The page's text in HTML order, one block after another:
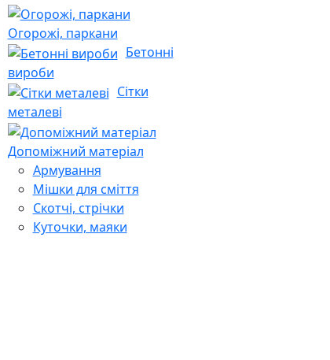
Огорожі, паркани
Бетонні
вироби
Сітки
металеві
Допоміжний матеріал
Армування
Мішки для сміття
Скотчі, стрічки
Куточки, маяки